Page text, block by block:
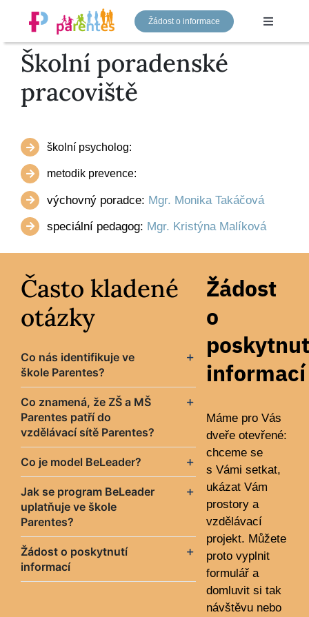
obsah
Žádost o informace
Toggle
Gymnázium
Kontakty
Školní poradenské
pracoviště
školní psycholog:
metodik prevence:
výchovný poradce: Mgr. Monika Takáčová
speciální pedagog: Mgr. Kristýna Malíková
Často kladené
otázky
Co nás identifikuje ve
škole Parentes?
Co znamená, že ZŠ a MŠ
Parentes patří do
vzdělávací sítě Parentes?
Co je model BeLeader?
Jak se program BeLeader
uplatňuje ve škole
Parentes?
Žádost o poskytnutí
informací
Žádost
o
informací
Máme pro Vás
dveře otevřené:
chceme se
s Vámi setkat,
ukázat Vám
prostory a
vzdělávací
projekt. Můžete
proto vyplnit
formulář a
domluvit si tak
návštěvu nebo